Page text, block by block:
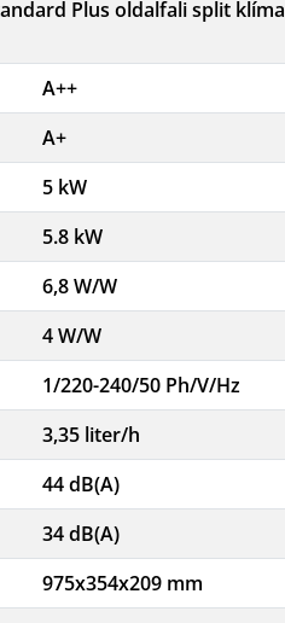
Plus oldalfali split klíma
A++
A+
5 kW
5.8 kW
6,8 W/W
4 W/W
1/220-240/50 Ph/V/Hz
3,35 liter/h
44 dB(A)
34 dB(A)
975x354x209 mm